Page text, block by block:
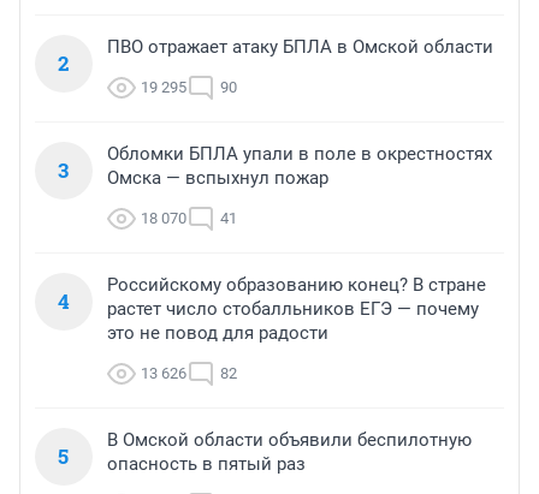
2
ПВО отражает атаку БПЛА в Омской области
19 295 90
3
Обломки БПЛА упали в поле в окрестностях
Омска — вспыхнул пожар
18 070 41
4
Российскому образованию конец? В стране
растет число стобалльников ЕГЭ — почему
это не повод для радости
13 626 82
5
В Омской области объявили беспилотную
опасность в пятый раз